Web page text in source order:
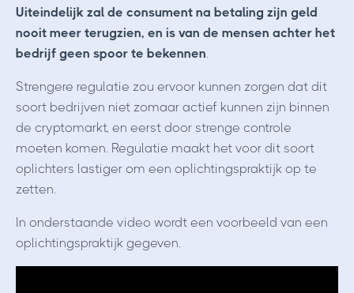
Uiteindelijk zal de consument na betaling zijn geld
nooit meer terugzien, en is van de mensen achter het
bedrijf geen spoor te bekennen.
Strengere regulatie zou ervoor kunnen zorgen dat dit
soort bedrijven niet zomaar actief kunnen zijn binnen
de cryptomarkt, en eerst door strenge controle
moeten komen. Regulatie maakt het voor dit soort
oplichters lastiger om een oplichtingspraktijk op te
zetten.
In onderstaande video wordt een voorbeeld van een
oplichtingspraktijk gegeven.